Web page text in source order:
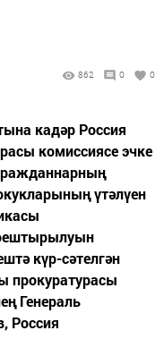
862 0 0
кадәр Россия
комиссиясе эчке
үтәлүен
күр-сәтелгән
прокуратурасы
Генераль
Россия